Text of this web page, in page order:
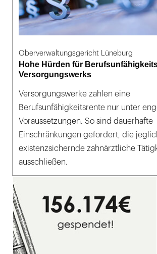
Oberverwaltungsgericht Lüneburg
Hohe Hürden für
Versorgungswerks
Versorgungswerke zahlen eine
Berufsunfähigkeitsrente nur unter
Voraussetzungen. So sind dauerhafte
Einschränkungen gefordert, die
existenzsichernde zahnärztliche
ausschließen.